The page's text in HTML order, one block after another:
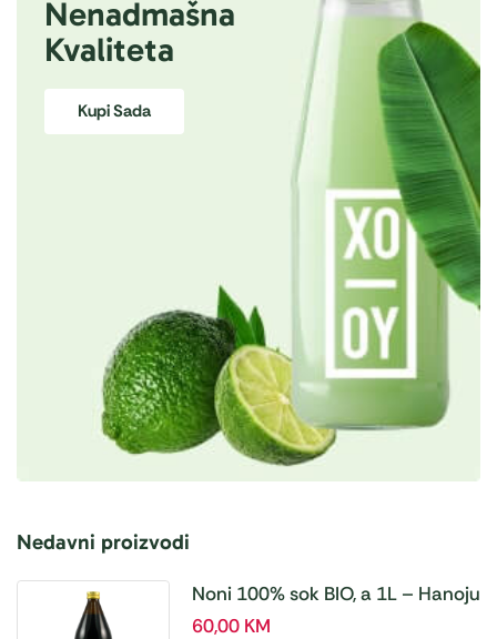
Nenadmašna
Kvaliteta
Kupi Sada
Nedavni proizvodi
Noni 100% sok BIO, a 1L – Hanoju
60,00 KM